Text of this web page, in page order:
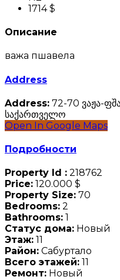
1714 $
Описание
важа пшавела
Address
Address: 72-70 ვაჟა-
საქართველო
Open In Google Maps
Подробности
Property Id : 218762
Price: 120.000 $
Property Size: 70
Bedrooms: 2
Bathrooms: 1
Статус дома: Новый
Этаж: 11
Район: Сабуртало
Всего этажей: 11
Ремонт: Новый